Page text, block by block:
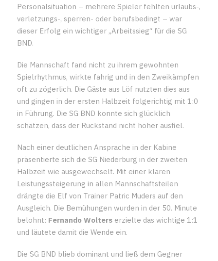
Personalsituation – mehrere Spieler fehlten urlaubs-,
verletzungs-, sperren- oder berufsbedingt – war
dieser Erfolg ein wichtiger „Arbeitssieg“ für die SG
BND.
Die Mannschaft fand nicht zu ihrem gewohnten
Spielrhythmus, wirkte fahrig und in den Zweikämpfen
oft zu zögerlich. Die Gäste aus Löf nutzten dies aus
und gingen in der ersten Halbzeit folgerichtig mit 1:0
in Führung. Die SG BND konnte sich glücklich
schätzen, dass der Rückstand nicht höher ausfiel.
Nach einer deutlichen Ansprache in der Kabine
präsentierte sich die SG Niederburg in der zweiten
Halbzeit wie ausgewechselt. Mit einer klaren
Leistungssteigerung in allen Mannschaftsteilen
drängte die Elf von Trainer Patric Muders auf den
Ausgleich. Die Bemühungen wurden in der 50. Minute
belohnt: Fernando Wolters erzielte das wichtige 1:1
und läutete damit die Wende ein.
Die SG BND blieb dominant und ließ dem Gegner